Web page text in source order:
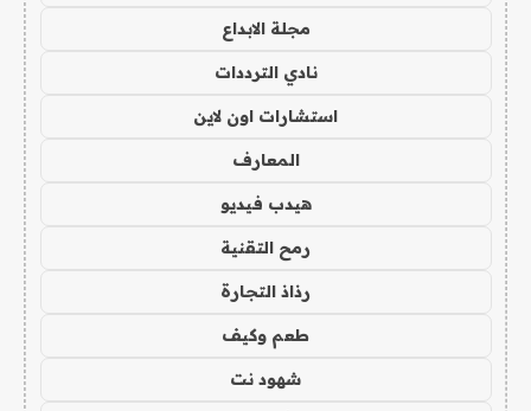
مجلة الابداع
نادي الترددات
استشارات اون لاين
المعارف
هيدب فيديو
رمح التقنية
رذاذ التجارة
طعم وكيف
شهود نت